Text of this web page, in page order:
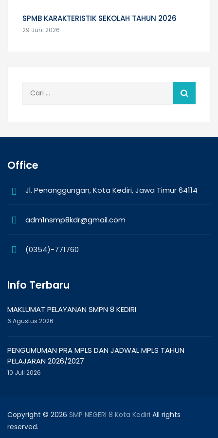
SPMB KARAKTERISTIK SEKOLAH TAHUN 2026
29 Juni 2026
Office
Jl. Penanggungan, Kota Kediri, Jawa Timur 64114
adm1nsmp8kdr@gmail.com
(0354)-771760
Info Terbaru
MAKLUMAT PELAYANAN SMPN 8 KEDIRI
6 Agustus 2026
PENGUMUMAN PRA MPLS DAN JADWAL MPLS TAHUN
PELAJARAN 2026/2027
10 Juli 2026
Copyright © 2026 SMP NEGERI 8 Kota Kediri All rights
reserved.